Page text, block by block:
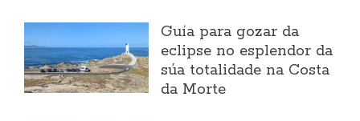
Guía para gozar da
eclipse no esplendor da
súa totalidade na Costa
da Morte